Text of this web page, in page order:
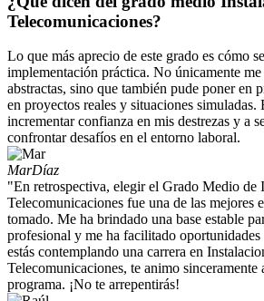
Telecomunicaciones?
Lo que más aprecio de este grado es cómo
implementación práctica. No únicamente
abstractas, sino que también pude poner en
en proyectos reales y situaciones simuladas.
incrementar confianza en mis destrezas y a
confrontar desafíos en el entorno laboral.
MarDíaz
"En retrospectiva, elegir el Grado Medio de
Telecomunicaciones fue una de las mejores
tomado. Me ha brindado una base estable
profesional y me ha facilitado
estás contemplando una carrera en
Telecomunicaciones, te animo sinceramente
programa. ¡No te arrepentirás!